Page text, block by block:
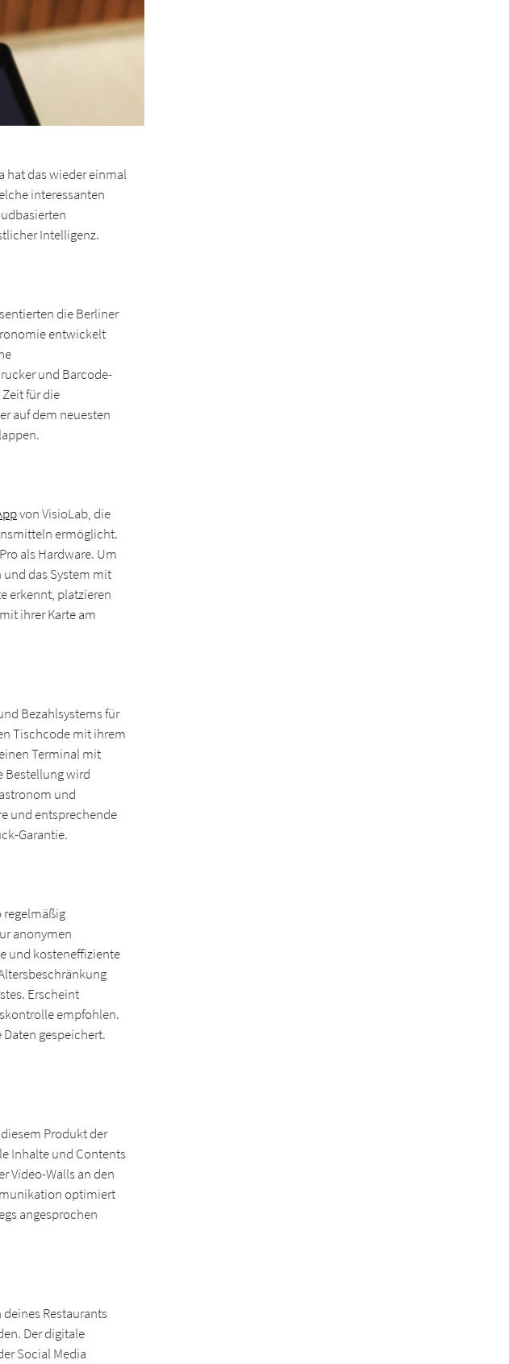
hat das wieder einmal
interessanten
Intelligenz.
die Berliner
entwickelt
und Barcode-
für die
auf dem neuesten
von VisioLab, die
ermöglicht.
als Hardware. Um
das System mit
erkennt, platzieren
ihrer Karte am
Bezahlsystems für
Tischcode mit ihrem
Terminal mit
Bestellung wird
und
und entsprechende
Garantie.
regelmäßig
anonymen
und kosteneffiziente
Erscheint
empfohlen.
gespeichert.
Produkt der
Inhalte und Contents
Video-Walls an den
optimiert
angesprochen
Restaurants
Der digitale
Social Media